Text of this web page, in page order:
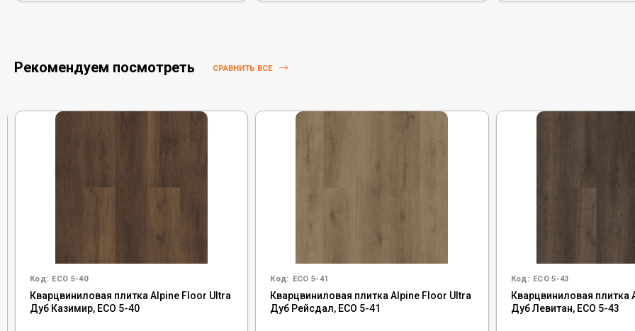
Рекомендуем посмотреть СРАВНИТЬ ВСЕ
Код: ECO 5-40
Кварцвиниловая плитка Alpine Floor Ultra
Дуб Казимир, ЕСО 5-40
Код: ECO 5-41
Кварцвиниловая плитка Alpine Floor Ultra
Дуб Рейсдал, ЕСО 5-41
Код: ECO 5-43
Кварцвиниловая плитка
Дуб Левитан, ЕСО 5-43